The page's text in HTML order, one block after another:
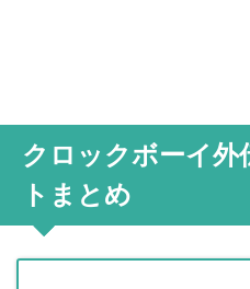
クロックボーイ外
トまとめ